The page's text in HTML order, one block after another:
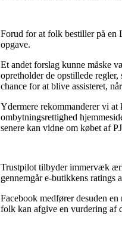
Forud for at folk bestiller på en
opgave.
Et andet forslag kunne måske
opretholder de opstillede
chance for at blive assisteret,
Ydermere rekommanderer vi at
ombytningsrettighed
senere kan vidne om købet af
Trustpilot tilbyder immervæk
gennemgår e-butikkens ratings
Facebook medfører desuden
folk kan afgive en vurdering af